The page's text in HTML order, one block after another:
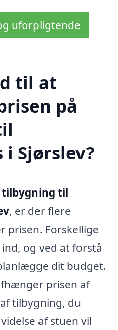
uforpligtende
til at
på
Sjørslev?
tilbygning til
, er der flere
prisen. Forskellige
og ved at forstå
dit budget.
prisen af
tilbygning, du
af stuen vil